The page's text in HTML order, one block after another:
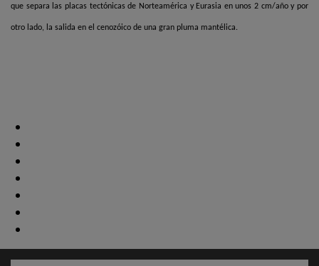
que separa las placas tectónicas de Norteamérica y Eurasia en unos 2 cm/año y por
otro lado, la salida en el cenozóico de una gran pluma mantélica.